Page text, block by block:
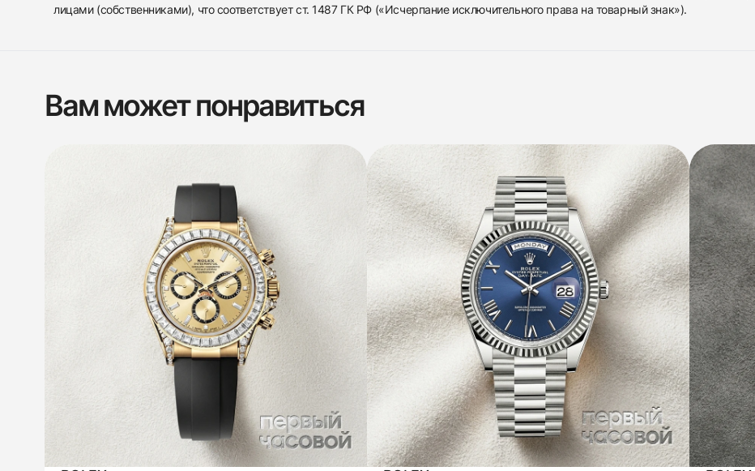
лицами (собственниками), что соответствует ст. 1487 ГК РФ («Исчерпание исключительного права на товарный знак»).
Вам может понравиться